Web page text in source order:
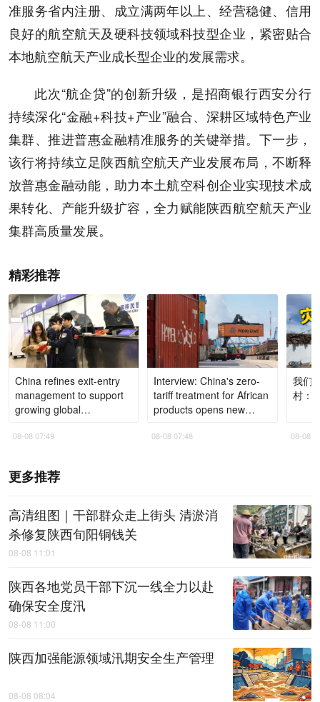
准服务省内注册、成立满两年以上、经营稳健、信用
良好的航空航天及硬科技领域科技型企业，紧密贴合
本地航空航天产业成长型企业的发展需求。
此次“航企贷”的创新升级，是招商银行西安分行
持续深化“金融+科技+产业”融合、深耕区域特色产业
集群、推进普惠金融精准服务的关键举措。下一步，
该行将持续立足陕西航空航天产业发展布局，不断释
放普惠金融动能，助力本土航空科创企业实现技术成
果转化、产能升级扩容，全力赋能陕西航空航天产业
集群高质量发展。
精彩推荐
China refines exit-entry
management to support
growing global
08-08 07:49
Interview: China's zero-
tariff treatment for African
products opens new
cooperation, says
08-08 07:48
我们
村：
08-08
更多推荐
高清组图｜干部群众走上街头 清淤消
杀修复陕西旬阳铜钱关
08-08 11:01
陕西各地党员干部下沉一线全力以赴
确保安全度汛
08-08 11:00
陕西加强能源领域汛期安全生产管理
08-08 08:04